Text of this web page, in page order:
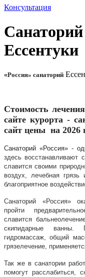
Консультация
Санаторий
Ессентуки
«Россия» санаторий
Стоимость
сайте курорта -
сайт цены на 2026
Санаторий «Россия» -
здесь восстанавливают
славится своими
воздух, лечебная
благоприятное
Санаторий «Россия»
пройти
славится бальнеоле
скипидарные ванны.
гидромассаж, общий
грязелечение,
Так же в санатории
помогут расслабиться,